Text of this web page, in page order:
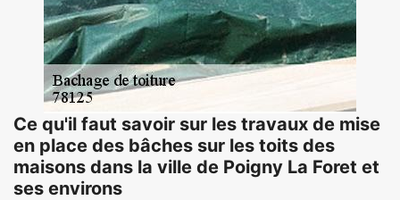
Ce qu'il faut savoir sur les travaux de mise
en place des bâches sur les toits des
maisons dans la ville de Poigny La Foret et
ses environs